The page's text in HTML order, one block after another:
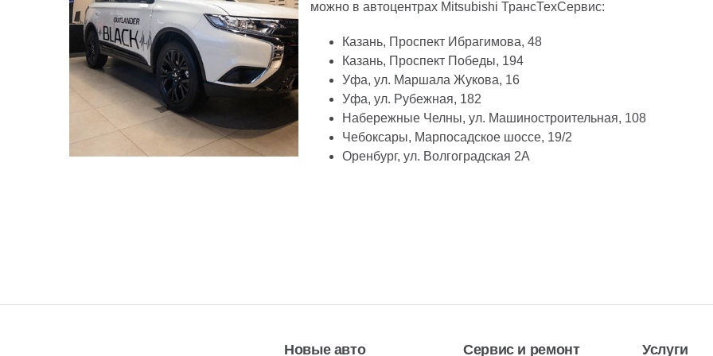
можно в автоцентрах Mitsubishi ТрансТехСервис:
Казань, Проспект Ибрагимова, 48
Казань, Проспект Победы, 194
Уфа, ул. Маршала Жукова, 16
Уфа, ул. Рубежная, 182
Набережные Челны, ул. Машиностроительная, 108
Чебоксары, Марпосадское шоссе, 19/2
Оренбург, ул. Волгоградская 2А
Новые авто Сервис и ремонт Услуги